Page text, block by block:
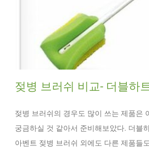
젖병 브러쉬 비교- 더블하
젖병 브러쉬의 경우도 많이 쓰는 제품은
궁금하실 것 같아서 준비해보았다. 더블
아벤트 젖병 브러쉬 외에도 다른 제품들